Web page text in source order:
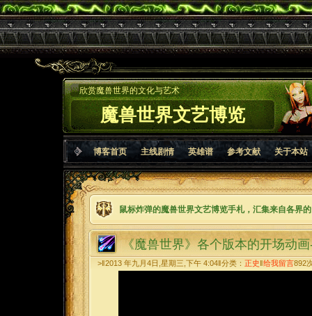
魔兽世界文艺博览
欣赏魔兽世界的文化与艺术
博客首页 主线剧情 英雄谱 参考文献 关于本站
鼠标炸弹的魔兽世界文艺博览手札，汇集来自各界
《魔兽世界》各个版本的开场动
>‖2013 年九月4日,星期三,下午 4:04‖分类： 正史 给我留言892